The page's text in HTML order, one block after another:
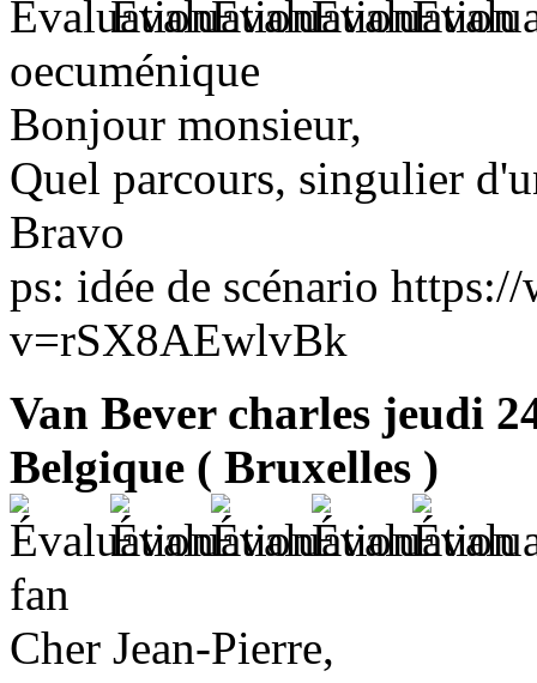
oecuménique
Bonjour monsieur,
Quel parcours, singulier
Bravo
ps: idée de scénario
v=rSX8AEwlvBk
Van Bever charles jeudi
Belgique ( Bruxelles )
fan
Cher Jean-Pierre,